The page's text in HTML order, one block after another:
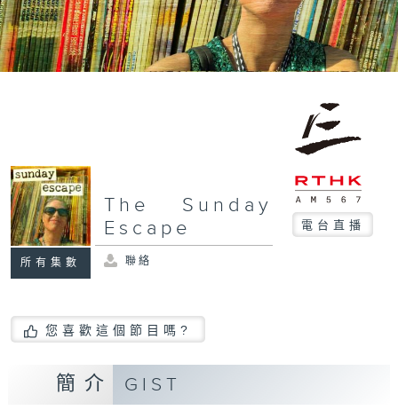
所有集數
The Sunday
Escape
電台直播
聯絡
您喜歡這個節目嗎?
簡介 GIST